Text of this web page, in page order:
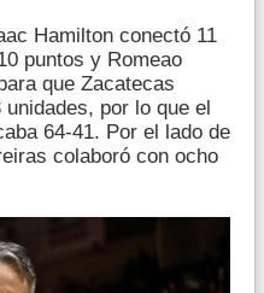
Hamilton conectó 11
puntos y Romeao
que Zacatecas
por lo que el
64-41. Por el lado de
colaboró con ocho